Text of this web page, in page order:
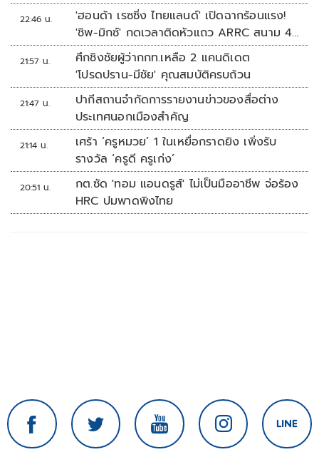
22:46 น.
'ฮอนด้า เรซซิ่ง ไทยแลนด์' เปิดฉากร้อนแรง!
'ชิพ-มิกซ์' กดเวลาติดหัวแถว ARRC สนาม 4
ที่มัลดาลิกา
21:57 น.
ศึกชิงชัยผู้ว่ากกท.เหลือ 2 แคนดิเดต
'โปรดปราน-มีชัย' คุณสมบัติครบถ้วน
21:47 น.
ปากีสถานจำกัดการรายงานข่าวของสื่อต่าง
ประเทศนอกเมืองสำคัญ
21:14 น.
เศร้า ‘ครูหมวย’ 1 ในเหยื่อกราดยิง เพิ่งรับ
รางวัล ‘ครูดี ครูเก่ง’
20:51 น.
กต.ซัด 'ทอม แอนดรูส์' ไม่เป็นมืออาชีพ จ่อร้อง
HRC ปมพาดพิงไทย